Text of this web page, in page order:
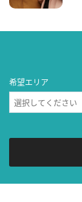
希望エリア